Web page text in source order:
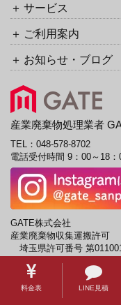
料金表 LINE見積
サービス
ご利用案内
お知らせ・ブログ
産業廃棄物処理業者
TEL： 048-578-8702
電話受付時間 9：00～18
GATE株式会社
産業廃棄物収集運搬許可
埼玉県許可番号 第
東京都許可番号 第13-00-
神奈川県許可番号 第
千葉県許可番号 第
茨城県許可番号 第